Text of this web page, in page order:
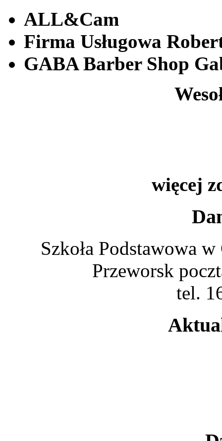
ALL&Cam
Firma Usługowa
GABA Barber Shop
więcej
Szkoła Podstawowa
Przeworsk
tel.